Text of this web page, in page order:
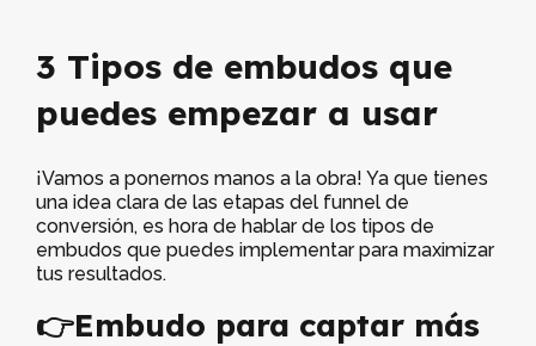
3 Tipos de embudos que
puedes empezar a usar
¡Vamos a ponernos manos a la obra! Ya que tienes
una idea clara de las etapas del funnel de
conversión, es hora de hablar de los tipos de
embudos que puedes implementar para maximizar
tus resultados.
👉Embudo para captar más